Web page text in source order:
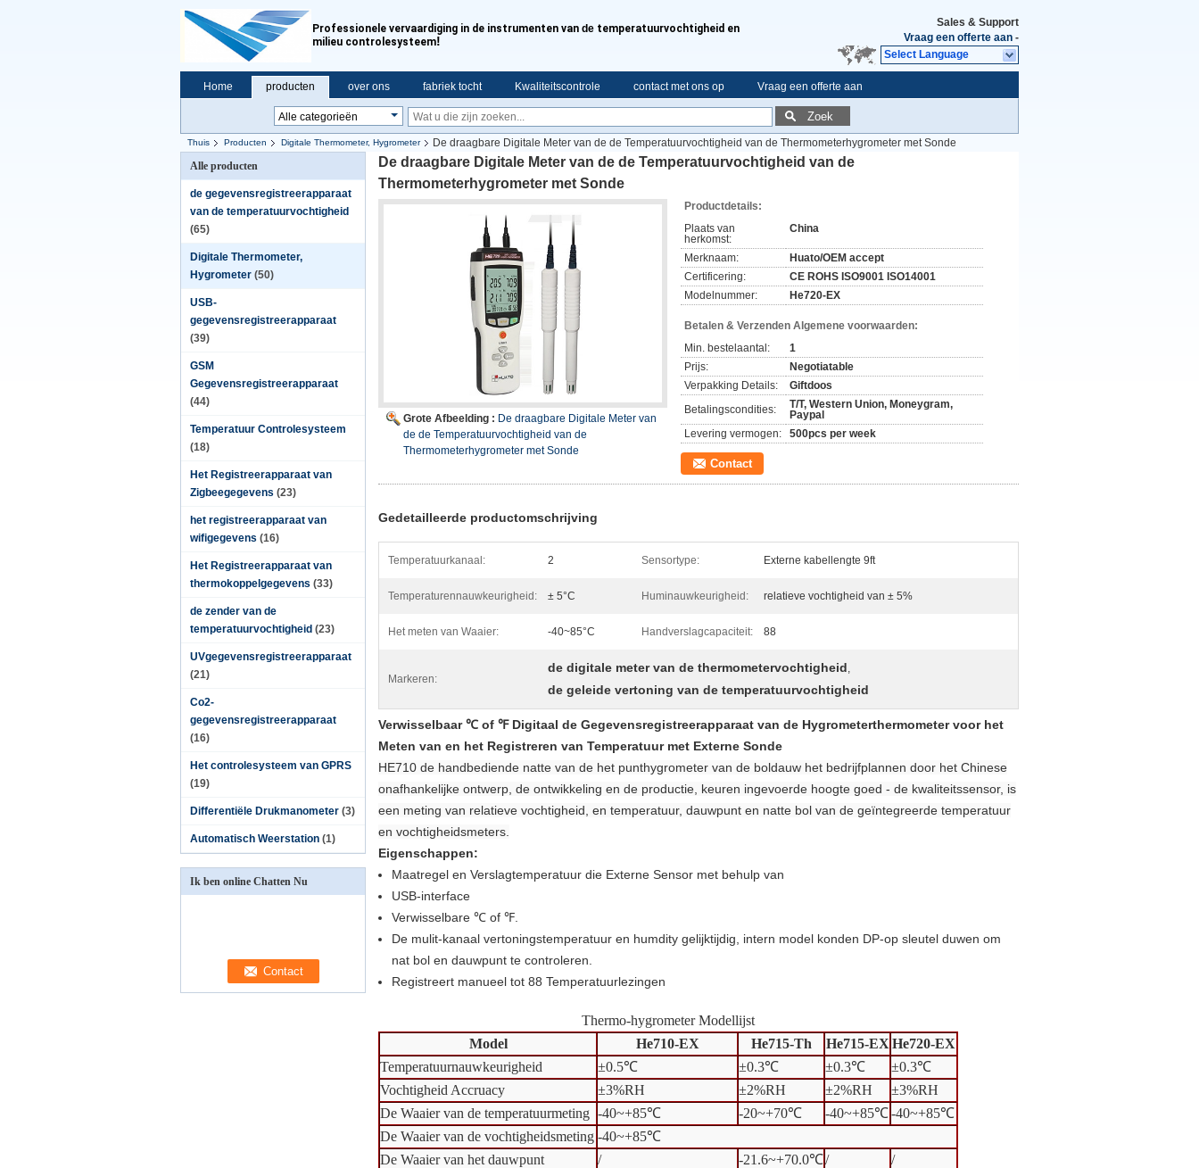
Professionele vervaardiging in de instrumenten van de temperatuurvochtigheid en
milieu controlesysteem!
Sales & Support
Vraag een offerte aan -
Select Language
Home producten over ons fabriek tocht Kwaliteitscontrole contact met ons op Vraag een offerte aan
Zoek
Thuis Producten Digitale Thermometer, Hygrometer
De draagbare Digitale Meter van de de Temperatuurvochtigheid van de Thermometerhygrometer met Sonde
Alle producten
de gegevensregistreerapparaat
van de temperatuurvochtigheid
(65)
Digitale Thermometer,
Hygrometer (50)
USB-
gegevensregistreerapparaat
(39)
GSM
Gegevensregistreerapparaat
(44)
Temperatuur Controlesysteem
(18)
Het Registreerapparaat van
Zigbeegegevens (23)
het registreerapparaat van
wifigegevens (16)
Het Registreerapparaat van
thermokoppelgegevens (33)
de zender van de
temperatuurvochtigheid (23)
UVgegevensregistreerapparaat
(21)
Co2-
gegevensregistreerapparaat
(16)
Het controlesysteem van GPRS
(19)
Differentiële Drukmanometer (3)
Automatisch Weerstation (1)
Ik ben online Chatten Nu
De draagbare Digitale Meter van de de Temperatuurvochtigheid van de
Thermometerhygrometer met Sonde
Grote Afbeelding : De draagbare Digitale Meter van
de de Temperatuurvochtigheid van de
Thermometerhygrometer met Sonde
Productdetails:
Plaats van
herkomst:
China
Merknaam:
Huato/OEM accept
Certificering:
CE ROHS ISO9001 ISO14001
Modelnummer:
He720-EX
Betalen & Verzenden Algemene voorwaarden:
Min. bestelaantal:
1
Prijs:
Negotiatable
Verpakking Details:
Giftdoos
Betalingscondities:
T/T, Western Union, Moneygram,
Paypal
Levering vermogen:
500pcs per week
Contact
Gedetailleerde productomschrijving
Temperatuurkanaal: 2 Sensortype: Externe kabellengte 9ft
Temperaturennauwkeurigheid: ± 5°C Huminauwkeurigheid: relatieve vochtigheid van ± 5%
Het meten van Waaier: -40~85°C Handverslagcapaciteit: 88
Markeren:
de digitale meter van de thermometervochtigheid,
de geleide vertoning van de temperatuurvochtigheid
Verwisselbaar ℃ of ℉ Digitaal de Gegevensregistreerapparaat van de Hygrometerthermometer voor het
Meten van en het Registreren van Temperatuur met Externe Sonde
HE710 de handbediende natte van de het punthygrometer van de boldauw het bedrijfplannen door het Chinese
onafhankelijke ontwerp, de ontwikkeling en de productie, keuren ingevoerde hoogte goed - de kwaliteitssensor, is
een meting van relatieve vochtigheid, en temperatuur, dauwpunt en natte bol van de geïntegreerde temperatuur
en vochtigheidsmeters.
Eigenschappen:
Maatregel en Verslagtemperatuur die Externe Sensor met behulp van
USB-interface
Verwisselbare ℃ of ℉.
De mulit-kanaal vertoningstemperatuur en humdity gelijktijdig, intern model konden DP-op sleutel duwen om
nat bol en dauwpunt te controleren.
Registreert manueel tot 88 Temperatuurlezingen
Thermo-hygrometer Modellijst
Model
He710-EX He715-Th He715-EX He720-EX
Temperatuurnauwkeurigheid
±0.5℃ ±0.3℃ ±0.3℃
±0.3℃
Vochtigheid Accruacy
±3%RH ±2%RH ±2%RH
±3%RH
De Waaier van de temperatuurmeting -40~+85℃ -20~+70℃ -40~+85℃-40~+85℃
De Waaier van de vochtigheidsmeting -40~+85℃
De Waaier van het dauwpunt
/ -21.6~+70.0℃/
/